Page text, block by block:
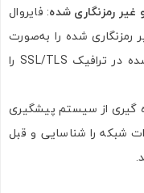
رمزنگاری‌ شده: فایروال
رمزنگاری‌ شده را به‌صورت
همزمان دارد و میتواند تهدیدات مخفی شده در ترافیک SSL/TLS را
گیری از سیستم پیشگیری
شبکه را شناسایی و قبل